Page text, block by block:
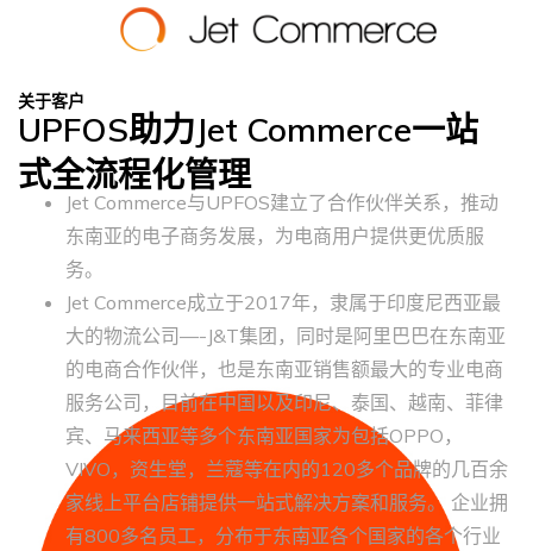
关于客户
UPFOS助力Jet Commerce一站
式全流程化管理
Jet Commerce与UPFOS建立了合作伙伴关系，推动
东南亚的电子商务发展，为电商用户提供更优质服
务。
Jet Commerce成立于2017年，隶属于印度尼西亚最
大的物流公司—-J&T集团，同时是阿里巴巴在东南亚
的电商合作伙伴，也是东南亚销售额最大的专业电商
服务公司，目前在中国以及印尼、泰国、越南、菲律
宾、马来西亚等多个东南亚国家为包括OPPO，
VIVO，资生堂，兰蔻等在内的120多个品牌的几百余
家线上平台店铺提供一站式解决方案和服务。 企业拥
有800多名员工，分布于东南亚各个国家的各个行业